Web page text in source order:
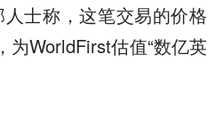
士称，这笔交易的价格
为WorldFirst估值“数亿英